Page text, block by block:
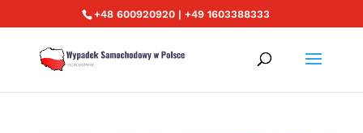
+48 600920920 | +49 1603388333